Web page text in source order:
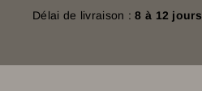
Délai de livraison :8 à 12 jours